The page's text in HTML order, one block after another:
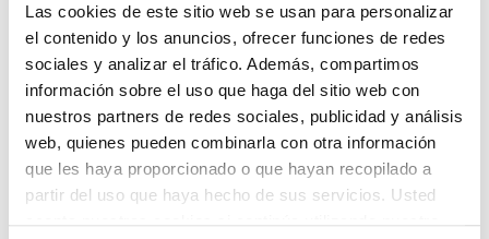
Las cookies de este sitio web se usan para personalizar
el contenido y los anuncios, ofrecer funciones de redes
sociales y analizar el tráfico. Además, compartimos
información sobre el uso que haga del sitio web con
nuestros partners de redes sociales, publicidad y análisis
web, quienes pueden combinarla con otra información
que les haya proporcionado o que hayan recopilado a
partir del uso que haya hecho de sus servicios. Usted